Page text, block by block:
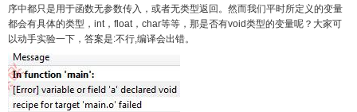
序中都只是用于函数无参数传入，或者无类型返回。然而我们平时所定义的变量
都会有具体的类型，int，float，char等等，那是否有void类型的变量呢？大家可
以动手实验一下，答案是:不行,编译会出错。